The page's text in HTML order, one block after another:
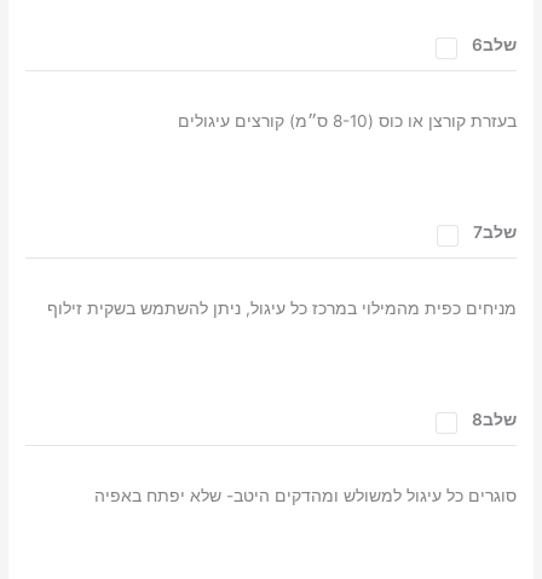
שלב6
בעזרת קורצן או כוס (8-10 ס״מ) קורצים עיגולים
שלב7
מניחים כפית מהמילוי במרכז כל עיגול, ניתן להשתמש בשקית זילוף
שלב8
סוגרים כל עיגול למשולש ומהדקים היטב- שלא יפתח באפיה